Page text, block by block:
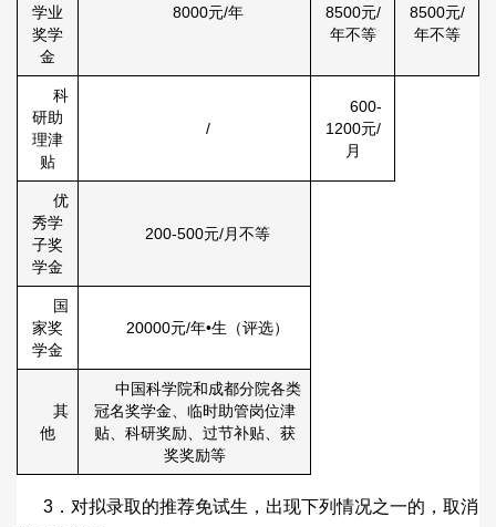
学业
奖学
金
8000元/年
8500元/
年不等
8500元/
年不等
科
研助
理津
贴
/
600-
1200元/
月
优
秀学
子奖
学金
200-500元/月不等
国
家奖
学金
20000元/年•生（评选）
其
他
中国科学院和成都分院各类
冠名奖学金、临时助管岗位津
贴、科研奖励、过节补贴、获
奖奖励等
3．对拟录取的推荐免试生，出现下列情况之一的，取消